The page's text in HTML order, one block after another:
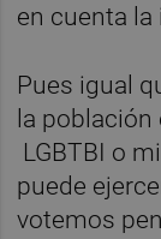
en cuenta la
Pues igual
la
LGBTBI o
puede
votemos